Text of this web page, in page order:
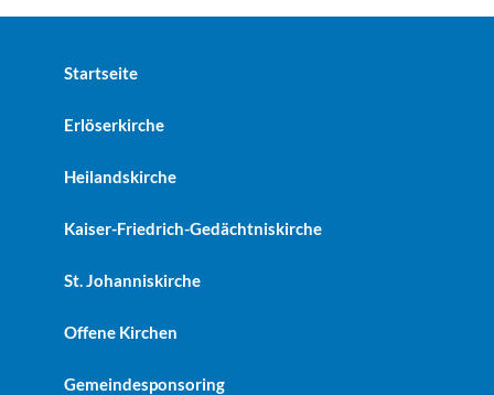
Startseite
Erlöserkirche
Heilandskirche
Kaiser-Friedrich-Gedächtniskirche
St. Johanniskirche
Offene Kirchen
Gemeindesponsoring